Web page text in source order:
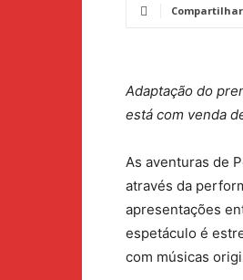
Compartilhar
Adaptação do
está com venda
As aventuras de
através da
apresentações
espetáculo é
com músicas